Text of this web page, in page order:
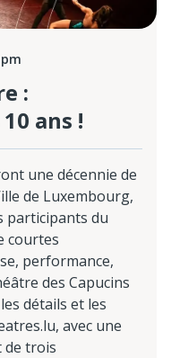
:
ans !
une décennie de
de Luxembourg,
participants du
courtes
performance,
des Capucins
détails et les
avec une
de trois